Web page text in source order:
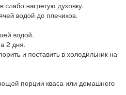
слабо нагретую духовку.
водой до плечиков.
водой.
2 дня.
и поставить в холодильник на
порции кваса или домашнего